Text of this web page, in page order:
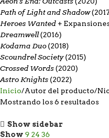
Path of Light and Shadow
Heroes Wanted +
Dreamwell(2016)
Kodama Duo(2018)
Scoundrel Society(2015)
Crossed Words(2020)
Astro Knights(2022)
Inicio Autor del producto
Mostrando los 6 resultados
Show sidebar
Show 9 24 36